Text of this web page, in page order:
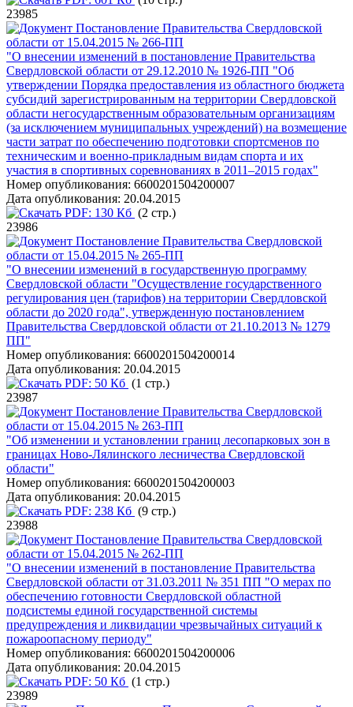
23985
Постановление Правительства Свердловской
области от 15.04.2015 № 266-ПП
"О внесении изменений в постановление Правительства
Свердловской области от 29.12.2010 № 1926-ПП "Об
утверждении Порядка предоставления из областного бюджета
субсидий зарегистрированным на территории Свердловской
области негосударственным образовательным организациям
(за исключением муниципальных учреждений) на возмещение
части затрат по обеспечению подготовки спортсменов по
техническим и военно-прикладным видам спорта и их
участия в спортивных соревнованиях в 2011–2015 годах"
Номер опубликования: 6600201504200007
Дата опубликования: 20.04.2015
PDF: 130 Кб (2 стр.)
23986
Постановление Правительства Свердловской
области от 15.04.2015 № 265-ПП
"О внесении изменений в государственную программу
Свердловской области "Осуществление государственного
регулирования цен (тарифов) на территории Свердловской
области до 2020 года", утвержденную постановлением
Правительства Свердловской области от 21.10.2013 № 1279
ПП"
Номер опубликования: 6600201504200014
Дата опубликования: 20.04.2015
PDF: 50 Кб (1 стр.)
23987
Постановление Правительства Свердловской
области от 15.04.2015 № 263-ПП
"Об изменении и установлении границ лесопарковых зон в
границах Ново-Лялинского лесничества Свердловской
области"
Номер опубликования: 6600201504200003
Дата опубликования: 20.04.2015
PDF: 238 Кб (9 стр.)
23988
Постановление Правительства Свердловской
области от 15.04.2015 № 262-ПП
"О внесении изменений в постановление Правительства
Свердловской области от 31.03.2011 № 351 ПП "О мерах по
обеспечению готовности Свердловской областной
подсистемы единой государственной системы
предупреждения и ликвидации чрезвычайных ситуаций к
пожароопасному периоду"
Номер опубликования: 6600201504200006
Дата опубликования: 20.04.2015
PDF: 50 Кб (1 стр.)
23989